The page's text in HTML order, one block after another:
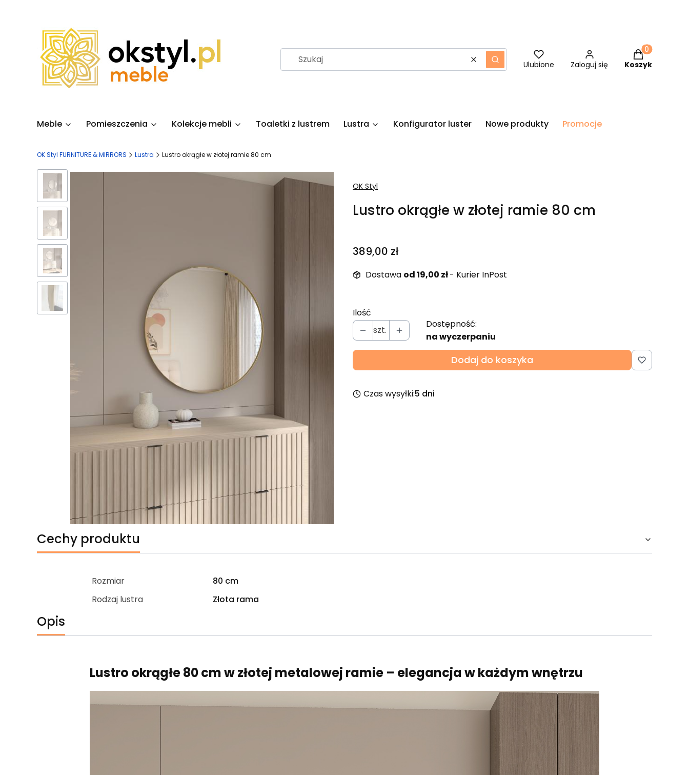
WyczyśćSzukaj Ulubione Zaloguj się
Produkty w
Koszyk
Meble Pomieszczenia Kolekcje mebli Toaletki z lustrem Lustra Konfigurator luster Nowe produkty Promocje
OK Styl FURNITURE & MIRRORS Lustra Lustro okrągłe w złotej ramie 80 cm
OK Styl
Lustro okrągłe w złotej ramie 80 cm
Cena
389,00 zł
Dostawa od 19,00 zł- Kurier InPost
Ilość
szt.
Dostępność:
na wyczerpaniu
Dodaj do koszyka
Czas wysyłki:5 dni
Cechy produktu
Rozmiar
80 cm
Rodzaj lustra
Złota rama
Opis
Lustro okrągłe 80 cm w złotej metalowej ramie – elegancja w każdym wnętrzu